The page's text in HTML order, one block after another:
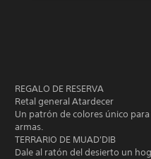
REGALO DE RESERVA
Retal general Atardecer
Un patrón de colores único
armas.
TERRARIO DE MUAD'DIB
Dale al ratón del desierto un